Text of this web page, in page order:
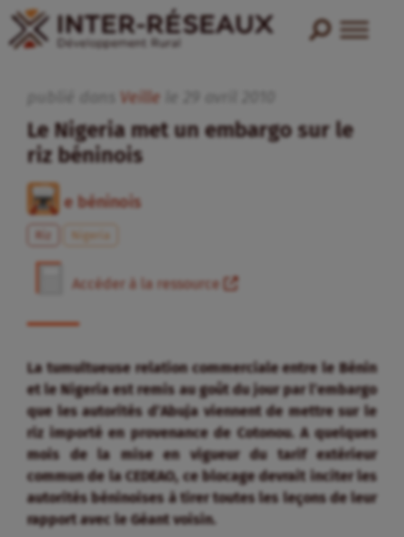
Veille
Le Nigeria met un embargo sur le
riz béninois
e béninois
Nigeria
Accéder à la ressource
La tumultueuse relation commerciale entre le Bénin
et le Nigeria est remis au goût du jour par l’embargo
que les autorités d’Abuja viennent de mettre sur le
riz importé en provenance de Cotonou. A quelques
mois de la mise en vigueur du tarif extérieur
commun de la CEDEAO, ce blocage devrait inciter les
autorités béninoises à tirer toutes les leçons de leur
rapport avec le Géant voisin.